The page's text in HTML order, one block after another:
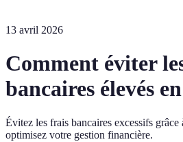
13 avril 2026
Comment éviter
bancaires élevés
Évitez les frais bancaires excessifs grâce
optimisez votre gestion financière.